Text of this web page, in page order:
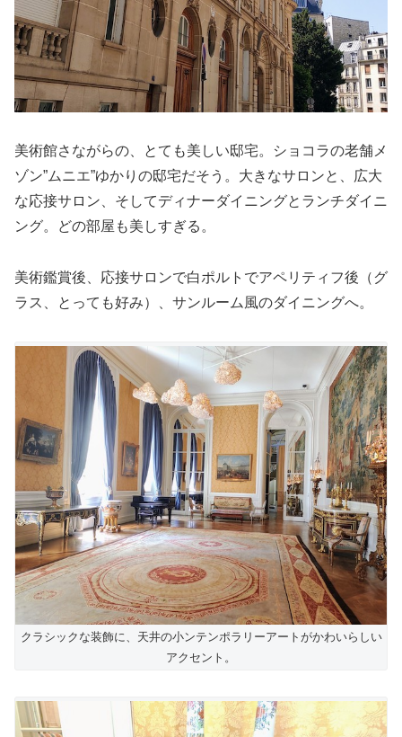
美術館さながらの、とても美しい邸宅。ショコラの老舗メ
ゾン”ムニエ”ゆかりの邸宅だそう。大きなサロンと、広大
な応接サロン、そしてディナーダイニングとランチダイニ
ング。どの部屋も美しすぎる。
美術鑑賞後、応接サロンで白ポルトでアペリティフ後（グ
ラス、とっても好み）、サンルーム風のダイニングへ。
クラシックな装飾に、天井の小ンテンポラリーアートがかわいらしい
アクセント。